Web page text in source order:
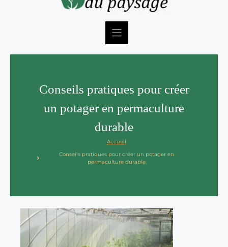
Conseils pratiques pour créer
un potager en permaculture
durable
Accueil
Conseils pratiques pour créer un potager en
permaculture durable